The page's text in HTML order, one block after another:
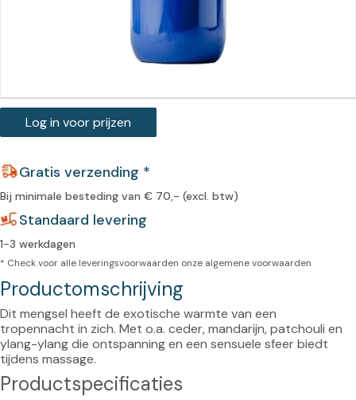
Log in voor prijzen
Gratis verzending *
Bij minimale besteding van € 70,- (excl. btw)
Standaard levering
1-3 werkdagen
* Check voor alle leveringsvoorwaarden onze algemene voorwaarden
Productomschrijving
Dit mengsel heeft de exotische warmte van een
tropennacht in zich. Met o.a. ceder, mandarijn, patchouli en
ylang-ylang die ontspanning en een sensuele sfeer biedt
tijdens massage.
Productspecificaties